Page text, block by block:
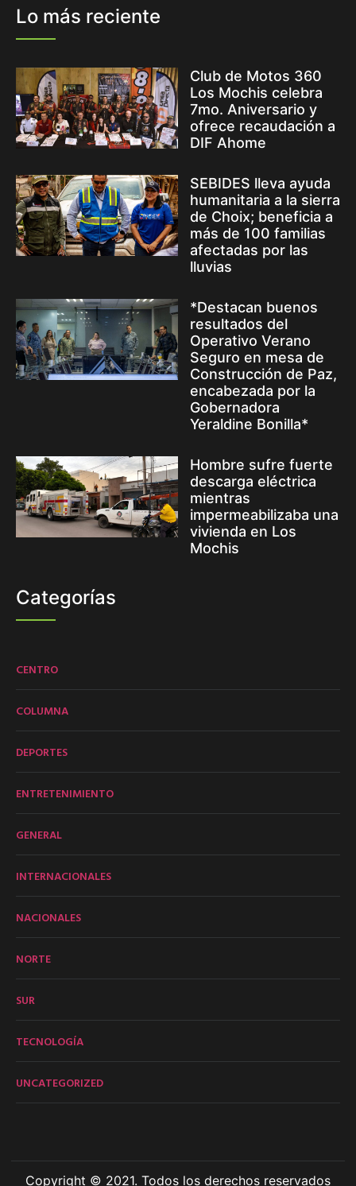
Lo más reciente
Club de Motos 360
Los Mochis celebra
7mo. Aniversario y
ofrece recaudación a
DIF Ahome
SEBIDES lleva ayuda
humanitaria a la sierra
de Choix; beneficia a
más de 100 familias
afectadas por las
lluvias
*Destacan buenos
resultados del
Operativo Verano
Seguro en mesa de
Construcción de Paz,
encabezada por la
Gobernadora
Yeraldine Bonilla*
Hombre sufre fuerte
descarga eléctrica
mientras
impermeabilizaba una
vivienda en Los
Mochis
Categorías
CENTRO
COLUMNA
DEPORTES
ENTRETENIMIENTO
GENERAL
INTERNACIONALES
NACIONALES
NORTE
SUR
TECNOLOGÍA
UNCATEGORIZED
Copyright © 2021. Todos los derechos reservados